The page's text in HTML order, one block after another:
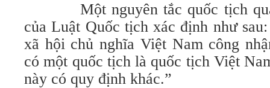
Một nguyên tắc quốc tịch
của Luật Quốc tịch xác định như
xã hội chủ nghĩa Việt Nam công
có một quốc tịch là quốc tịch Việt
này có quy định khác.”